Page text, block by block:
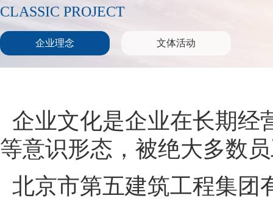
CLASSIC PROJECT
企业理念 文体活动
企业文化是企业在长期经
等意识形态，被绝大多数
北京市第五建筑工程集团